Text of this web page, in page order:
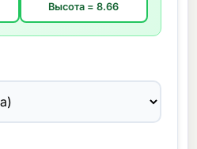
Высота = 8.66